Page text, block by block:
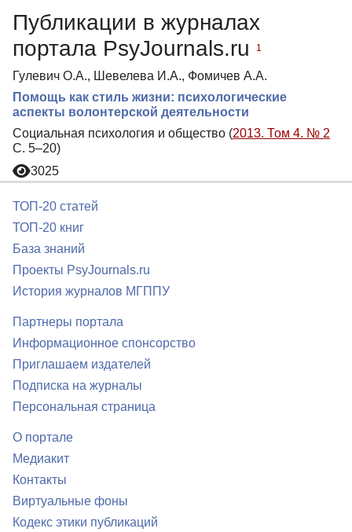
Публикации в журналах
портала PsyJournals.ru
1
Гулевич О.А., Шевелева И.А., Фомичев А.А.
Помощь как стиль жизни: психологические
аспекты волонтерской деятельности
Социальная психология и общество (2013. Том 4. № 2
С. 5–20)
3025
ТОП-20 статей
ТОП-20 книг
База знаний
Проекты PsyJournals.ru
История журналов МГППУ
Партнеры портала
Информационное спонсорство
Приглашаем издателей
Подписка на журналы
Персональная страница
О портале
Медиакит
Контакты
Виртуальные фоны
Кодекс этики публикаций